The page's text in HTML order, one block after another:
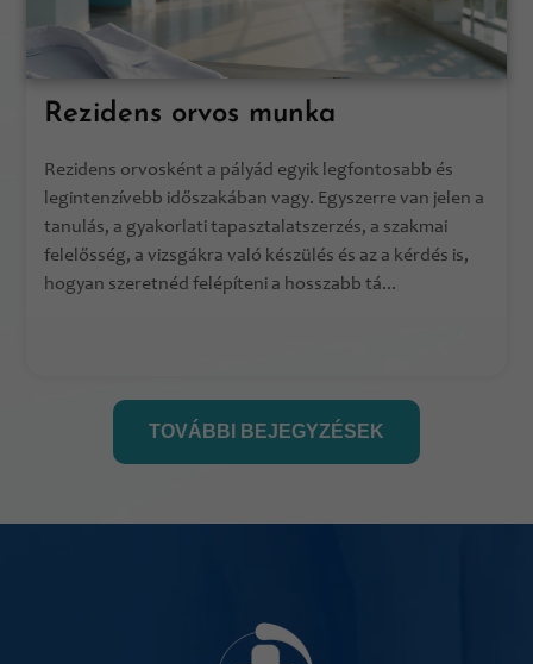
Rezidens orvos munka
Rezidens orvosként a pályád egyik legfontosabb és
legintenzívebb időszakában vagy. Egyszerre van jelen a
tanulás, a gyakorlati tapasztalatszerzés, a szakmai
felelősség, a vizsgákra való készülés és az a kérdés is,
hogyan szeretnéd felépíteni a hosszabb tá...
TOVÁBBI BEJEGYZÉSEK